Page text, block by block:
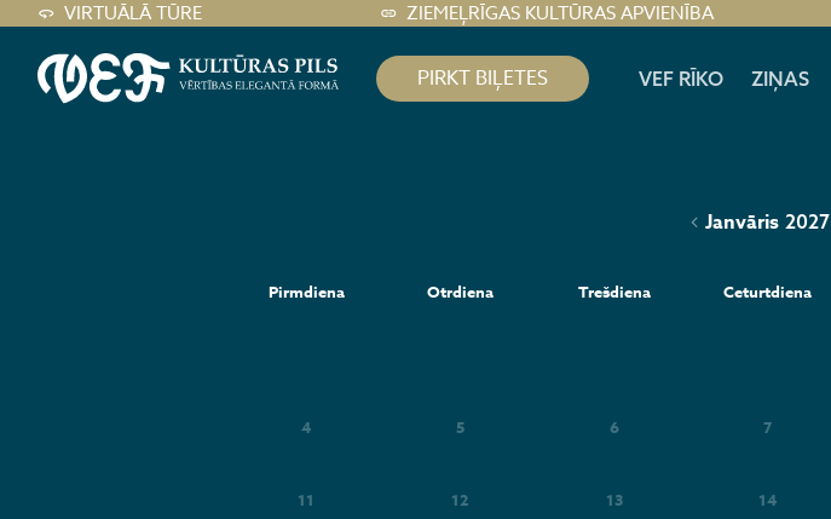
VIRTUĀLĀ TŪRE ZIEMEĻRĪGAS KULTŪRAS APVIENĪBA
PIRKT BIĻETES VEF RĪKO ZIŅAS
Janvāris 2027
Pirmdiena Otrdiena Trešdiena Ceturtdiena
4 5 6 7
11 12 13 14